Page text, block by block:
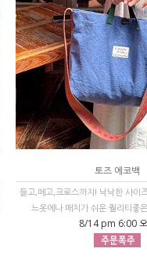
토즈 에코백
들고,메고,크로스까지! 낙낙한 사이
느옷에나 매치가 쉬운 퀄리티좋
8/14 pm 6:00